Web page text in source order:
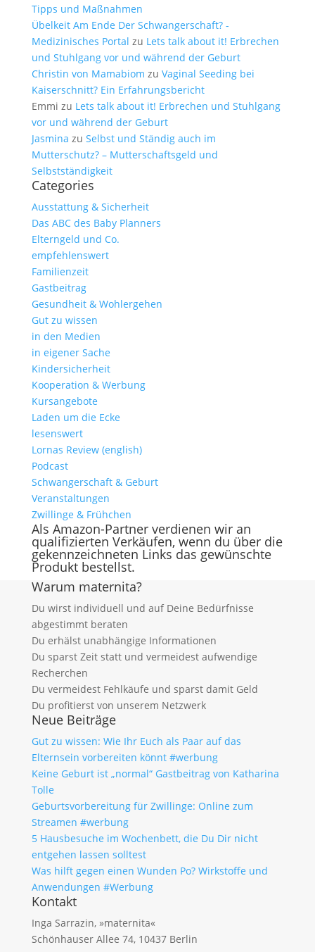
Tipps und Maßnahmen
Übelkeit Am Ende Der Schwangerschaft? -
Medizinisches Portal zu Lets talk about it! Erbrechen
und Stuhlgang vor und während der Geburt
Christin von Mamabiom zu Vaginal Seeding bei
Kaiserschnitt? Ein Erfahrungsbericht
Emmi zu Lets talk about it! Erbrechen und Stuhlgang
vor und während der Geburt
Jasmina zu Selbst und Ständig auch im
Mutterschutz? – Mutterschaftsgeld und
Selbstständigkeit
Categories
Ausstattung & Sicherheit
Das ABC des Baby Planners
Elterngeld und Co.
empfehlenswert
Familienzeit
Gastbeitrag
Gesundheit & Wohlergehen
Gut zu wissen
in den Medien
in eigener Sache
Kindersicherheit
Kooperation & Werbung
Kursangebote
Laden um die Ecke
lesenswert
Lornas Review (english)
Podcast
Schwangerschaft & Geburt
Veranstaltungen
Zwillinge & Frühchen
Als Amazon-Partner verdienen wir an
qualifizierten Verkäufen, wenn du über die
gekennzeichneten Links das gewünschte
Produkt bestellst.
Warum maternita?
Du wirst individuell und auf Deine Bedürfnisse
abgestimmt beraten
Du erhälst unabhängige Informationen
Du sparst Zeit statt und vermeidest aufwendige
Recherchen
Du vermeidest Fehlkäufe und sparst damit Geld
Du profitierst von unserem Netzwerk
Neue Beiträge
Gut zu wissen: Wie Ihr Euch als Paar auf das
Elternsein vorbereiten könnt #werbung
Keine Geburt ist „normal“ Gastbeitrag von Katharina
Tolle
Geburtsvorbereitung für Zwillinge: Online zum
Streamen #werbung
5 Hausbesuche im Wochenbett, die Du Dir nicht
entgehen lassen solltest
Was hilft gegen einen Wunden Po? Wirkstoffe und
Anwendungen #Werbung
Kontakt
Inga Sarrazin, »maternita«
Schönhauser Allee 74, 10437 Berlin